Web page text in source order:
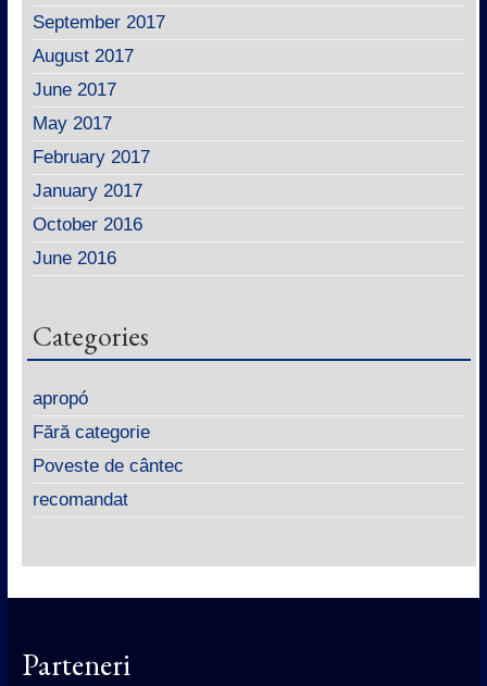
September 2017
August 2017
June 2017
May 2017
February 2017
January 2017
October 2016
June 2016
Categories
apropó
Fără categorie
Poveste de cântec
recomandat
Parteneri